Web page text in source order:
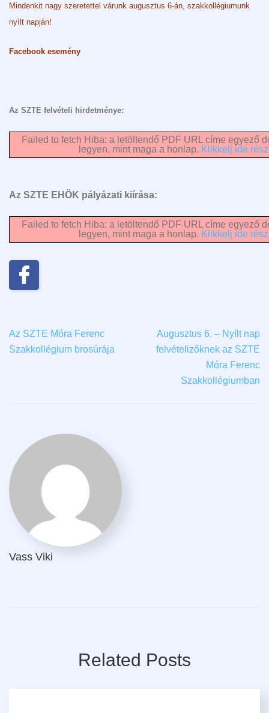
Mindenkit nagy szeretettel várunk augusztus 6-án, szakkollégiumunk
nyílt napján!
Facebook esemény
Az SZTE felvételi hirdetménye:
Failed to fetch Hiba: a letöltendő PDF URL címe egyező
legyen, mint maga a honlap. Klikkelj ide
Az SZTE EHÖK pályázati kiírása:
Failed to fetch Hiba: a letöltendő PDF URL címe egyező
legyen, mint maga a honlap. Klikkelj ide
Az SZTE Móra Ferenc
Szakkollégium brosúrája
Augusztus 6. – Nyílt nap
felvételizőknek az SZTE
Móra Ferenc
Szakkollégiumban
Vass Viki
Related Posts